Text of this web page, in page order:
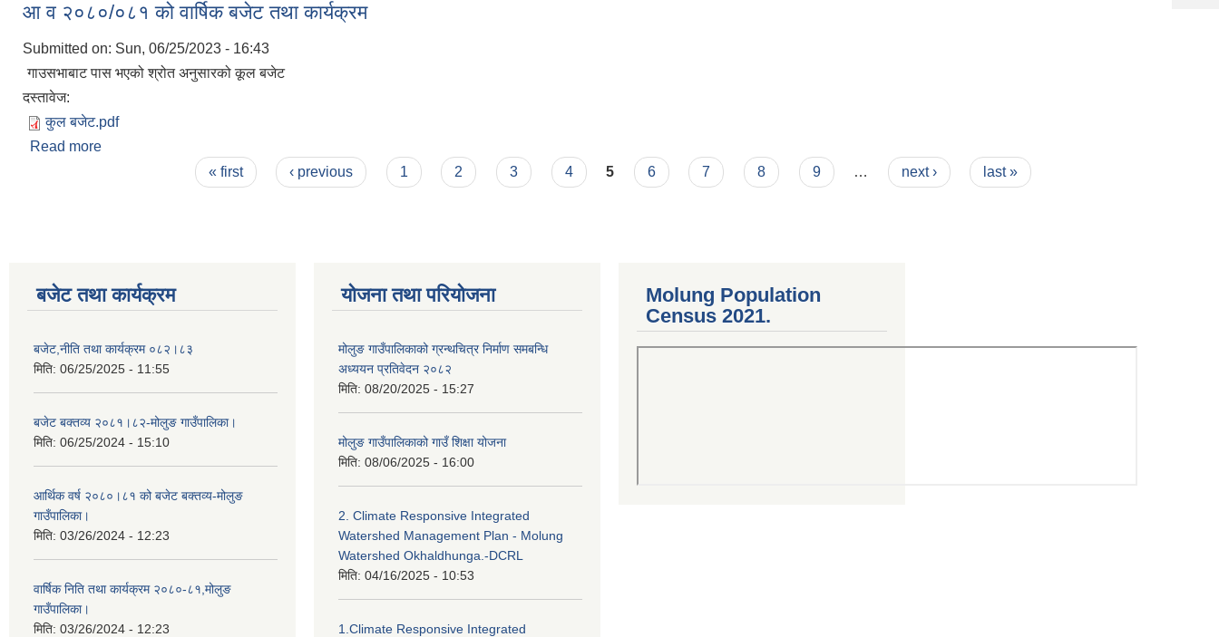
आ व २०८०/०८१ को वार्षिक बजेट तथा कार्यक्रम
Submitted on: Sun, 06/25/2023 - 16:43
गाउसभाबाट पास भएको श्रोत अनुसारको कूल बजेट
दस्तावेज:
कुल बजेट.pdf
Read more
« first ‹ previous 1 2 3 4 5 6 7 8 9 … next › last »
बजेट तथा कार्यक्रम
बजेट,नीति तथा कार्यक्रम ०८२।८३
मिति: 06/25/2025 - 11:55
बजेट बक्तव्य २०८१।८२-मोलुङ गाउँपालिका।
मिति: 06/25/2024 - 15:10
आर्थिक वर्ष २०८०।८१ को बजेट बक्तव्य-मोलुङ
गाउँपालिका।
मिति: 03/26/2024 - 12:23
वार्षिक निति तथा कार्यक्रम २०८०-८१,मोलुङ
गाउँपालिका।
मिति: 03/26/2024 - 12:23
योजना तथा परियोजना
मोलुङ गाउँपालिकाको ग्रन्थचित्र निर्माण समबन्धि
अध्ययन प्रतिवेदन २०८२
मिति: 08/20/2025 - 15:27
मोलुङ गाउँपालिकाको गाउँ शिक्षा योजना
मिति: 08/06/2025 - 16:00
2. Climate Responsive Integrated
Watershed Management Plan - Molung
Watershed Okhaldhunga.-DCRL
मिति: 04/16/2025 - 10:53
1.Climate Responsive Integrated
Molung Population
Census 2021.